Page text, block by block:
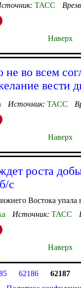
ТАСС
Наверх
во всем
вести
Источник: ТАСС
Наверх
роста
с
Востока
Источник: ТАСС
Наверх
62186 62187